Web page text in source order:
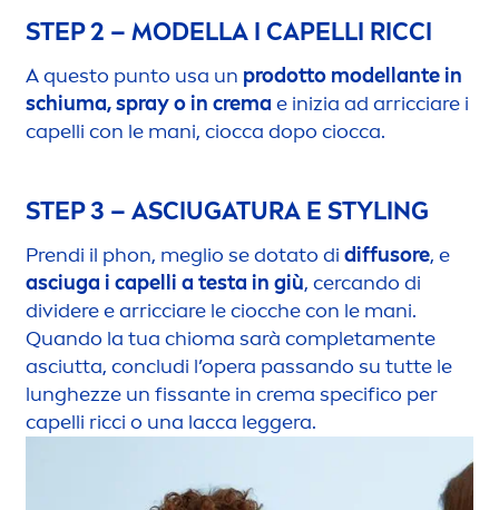
STEP 2 – MODELLA I CAPELLI RICCI
A questo punto usa un prodotto modellante in
schiuma, spray o in cremae inizia ad arricciare i
capelli con le mani, ciocca dopo ciocca.
STEP 3 – ASCIUGATURA E STYLING
Prendi il phon, meglio se dotato di diffusore, e
asciuga i capelli a testa in giù, cercando di
dividere e arricciare le ciocche con le mani.
Quando la tua chioma sarà completamente
asciutta, concludi l’opera passando su tutte le
lunghezze un fissante in crema specifico per
capelli ricci o una lacca leggera.